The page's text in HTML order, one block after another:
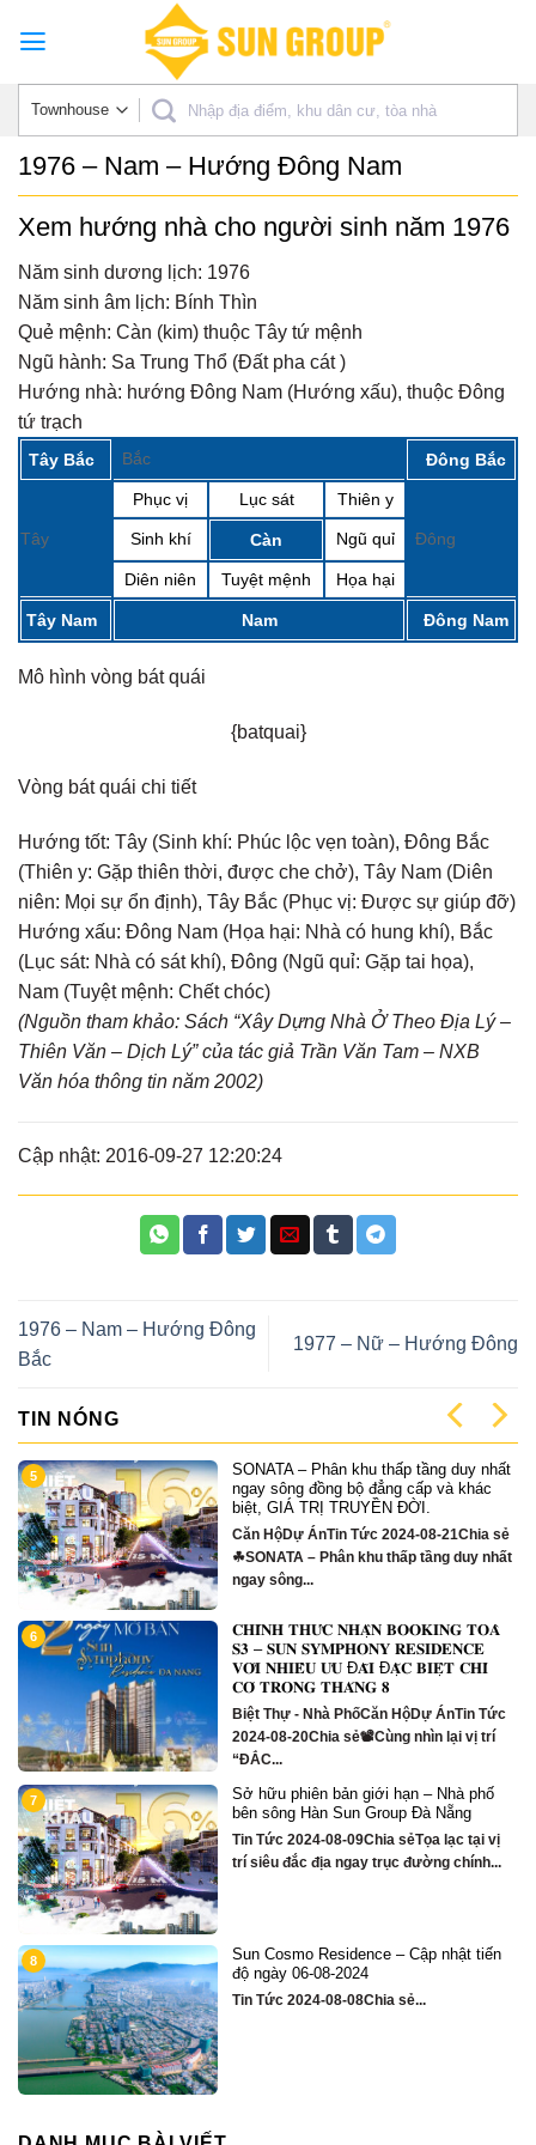
1976 – Nam – Hướng Đông Nam
Xem hướng nhà cho người sinh năm 1976
Năm sinh dương lịch: 1976
Năm sinh âm lịch: Bính Thìn
Quẻ mệnh: Càn (kim) thuộc Tây tứ mệnh
Ngũ hành: Sa Trung Thổ (Đất pha cát )
Hướng nhà: hướng Đông Nam (Hướng xấu), thuộc Đông
tứ trạch
Tây Bắc Bắc Đông Bắc
Tây
Phục vị Lục sát Thiên y
Đông
Sinh khí Càn Ngũ quỉ
Diên niên Tuyệt mệnh Họa hại
Tây Nam Nam Đông Nam
Mô hình vòng bát quái
{batquai}
Vòng bát quái chi tiết
Hướng tốt: Tây (Sinh khí: Phúc lộc vẹn toàn), Đông Bắc
(Thiên y: Gặp thiên thời, được che chở), Tây Nam (Diên
niên: Mọi sự ổn định), Tây Bắc (Phục vị: Được sự giúp đỡ)
Hướng xấu: Đông Nam (Họa hại: Nhà có hung khí), Bắc
(Lục sát: Nhà có sát khí), Đông (Ngũ quỉ: Gặp tai họa),
Nam (Tuyệt mệnh: Chết chóc)
(Nguồn tham khảo: Sách “Xây Dựng Nhà Ở Theo Địa Lý –
Thiên Văn – Dịch Lý” của tác giả Trần Văn Tam – NXB
Văn hóa thông tin năm 2002)
Cập nhật: 2016-09-27 12:20:24
1976 – Nam – Hướng Đông
Bắc
1977 – Nữ – Hướng Đông
TIN NÓNG
SONATA – Phân khu thấp tầng duy nhất
ngay sông đồng bộ đẳng cấp và khác
biệt, GIÁ TRỊ TRUYỀN ĐỜI.
Căn HộDự ÁnTin Tức 2024-08-21Chia sẻ
☘SONATA – Phân khu thấp tầng duy nhất
ngay sông...
𝐂𝐇𝐈́𝐍𝐇 𝐓𝐇𝐔̛́𝐂 𝐍𝐇𝐀̣̂𝐍 𝐁𝐎𝐎𝐊𝐈𝐍𝐆 𝐓𝐎𝐀̀
𝐒𝟑 – 𝐒𝐔𝐍 𝐒𝐘𝐌𝐏𝐇𝐎𝐍𝐘 𝐑𝐄𝐒𝐈𝐃𝐄𝐍𝐂𝐄
𝐕𝐎̛́𝐈 𝐍𝐇𝐈𝐄̂̀𝐔 𝐔̛𝐔 Đ𝐀̃𝐈 Đ𝐀̣̆𝐂 𝐁𝐈𝐄̣̂𝐓 𝐂𝐇𝐈̉
𝐂𝐎́ 𝐓𝐑𝐎𝐍𝐆 𝐓𝐇𝐀́𝐍𝐆 𝟖
Biệt Thự - Nhà PhốCăn HộDự ÁnTin Tức
2024-08-20Chia sẻ📽Cùng nhìn lại vị trí
“ĐẮC...
Sở hữu phiên bản giới hạn – Nhà phố
bên sông Hàn Sun Group Đà Nẵng
Tin Tức 2024-08-09Chia sẻTọa lạc tại vị
trí siêu đắc địa ngay trục đường chính...
Sun Cosmo Residence – Cập nhật tiến
độ ngày 06-08-2024
Tin Tức 2024-08-08Chia sẻ...
9
10
11
12